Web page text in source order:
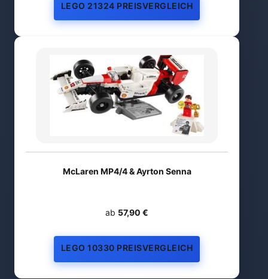
LEGO 21324 PREISVERGLEICH
McLaren MP4/4 & Ayrton Senna
ab 57,90 €
LEGO 10330 PREISVERGLEICH